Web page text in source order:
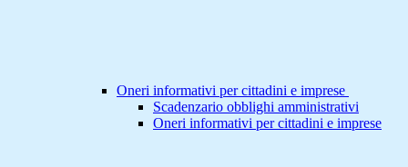
Oneri informativi per cittadini e imprese
Scadenzario obblighi amministrativi
Oneri informativi per cittadini e imprese